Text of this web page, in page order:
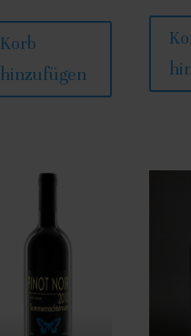
Korb
hinzufügen